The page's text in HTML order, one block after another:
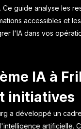
guide analyse les
accessibles et
l'IA dans vos
IA à
initiatives
a développé un
artificielle.